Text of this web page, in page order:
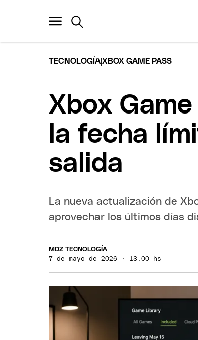
TECNOLOGÍA|XBOX GAME PASS
Xbox
la fecha
salida
La nueva actualización de
aprovechar los últimos días
MDZ TECNOLOGÍA
7 de mayo de 2026 · 13:00 hs